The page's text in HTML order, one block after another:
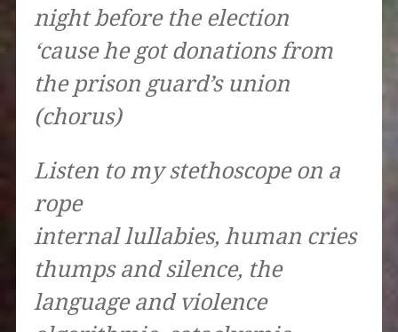
night before the election
‘cause he got donations from
the prison guard’s union
(chorus)
Listen to my stethoscope on a
rope
internal lullabies, human cries
thumps and silence, the
language and violence